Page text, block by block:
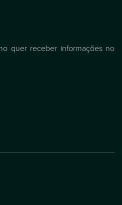
quer receber informações no